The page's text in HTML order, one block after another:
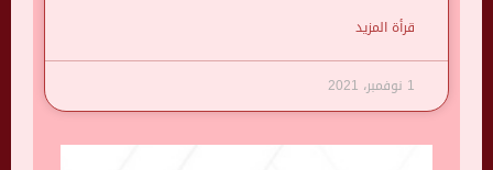
قرأة المزيد
1 نوفمبر، 2021